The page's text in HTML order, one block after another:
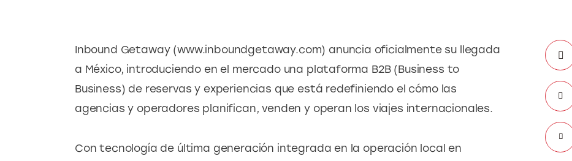
Inbound Getaway (www.inboundgetaway.com) anuncia oficialmente su llegada
a México, introduciendo en el mercado una plataforma B2B (Business to
Business) de reservas y experiencias que está redefiniendo el cómo las
agencias y operadores planifican, venden y operan los viajes internacionales.
Con tecnología de última generación integrada en la operación local en